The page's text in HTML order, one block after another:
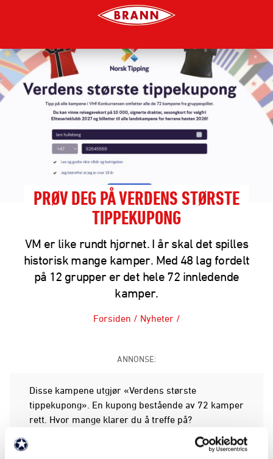
PRØV DEG PÅ VERDENS STØRSTE
TIPPEKUPONG
VM er like rundt hjørnet. I år skal det spilles
historisk mange kamper. Med 48 lag fordelt
på 12 grupper er det hele 72 innledende
kamper.
Forsiden / Nyheter /
ANNONSE:
Disse kampene utgjør «Verdens største
tippekupong». En kupong bestående av 72 kamper
rett. Hvor mange klarer du å treffe på?